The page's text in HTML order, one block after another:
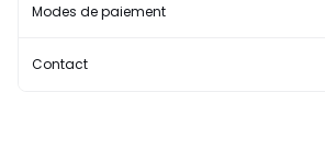
Modes de paiement
Contact